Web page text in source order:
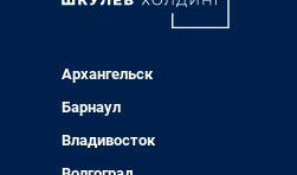
Архангельск
Барнаул
Владивосток